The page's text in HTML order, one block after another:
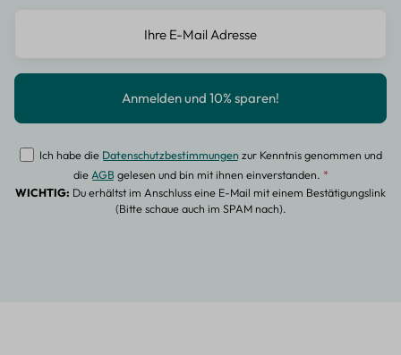
Ich habe die Datenschutzbestimmungenzur Kenntnis genommen und
dieAGBgelesen und bin mit ihnen einverstanden. *
WICHTIG: Du erhältst im Anschluss eine E-Mail mit einem Bestätigungslink
(Bitte schaue auch im SPAM nach).